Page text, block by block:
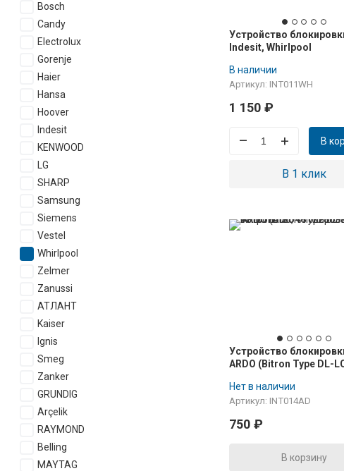
Bosch
Candy
Electrolux
Gorenje
Haier
Hansa
Hoover
Indesit
KENWOOD
LG
SHARP
Samsung
Siemens
Vestel
Whirlpool
Zelmer
Zanussi
АТЛАНТ
Kaiser
Ignis
Smeg
Zanker
GRUNDIG
Arçelik
RAYMOND
Belling
MAYTAG
Устройство
Indesit, Whirlpool
C00311961
В наличии
Артикул: INT011WH
1 150 ₽
– + В
В 1 клик
Устройство
ARDO (Bitron Type DL-
INT001AD
Нет в наличии
Артикул: INT014AD
750 ₽
В корзину